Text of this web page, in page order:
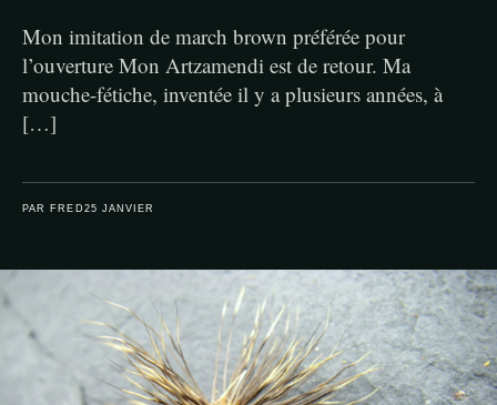
Mon imitation de march brown préférée pour
l’ouverture Mon Artzamendi est de retour. Ma
mouche-fétiche, inventée il y a plusieurs années, à
[…]
PAR FRED 25 JANVIER